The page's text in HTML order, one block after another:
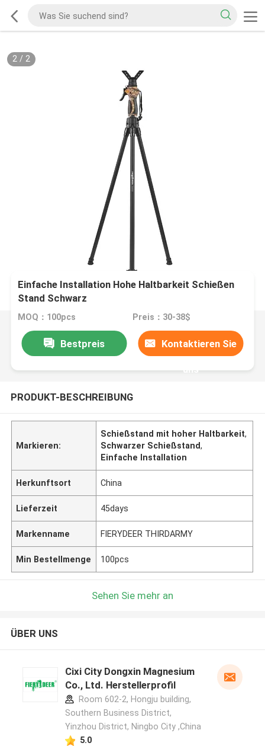
2/ 2
Einfache Installation Hohe Haltbarkeit Schießen
Stand Schwarz
MOQ：100pcs Preis：30-38$
Bestpreis Kontaktieren Sie
uns
PRODUKT-BESCHREIBUNG
Markieren:
Schießstand mit hoher Haltbarkeit,
Schwarzer Schießstand,
Einfache Installation
Herkunftsort China
Lieferzeit 45days
Markenname FIERYDEER THIRDARMY
Min Bestellmenge 100pcs
Sehen Sie mehr an
ÜBER UNS
Cixi City Dongxin Magnesium
Co., Ltd. Herstellerprofil
Room 602-2, Hongju building,
Southern Business District,
Yinzhou District, Ningbo City ,China
5.0